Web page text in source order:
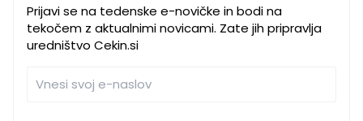
Prijavi se na tedenske e-novičke in bodi na
tekočem z aktualnimi novicami. Zate jih pripravlja
uredništvo Cekin.si